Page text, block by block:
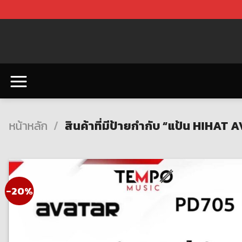
to
หน้าหลัก / สินค้าที่มีป้ายกำกับ “แป้น HIHAT
-20%